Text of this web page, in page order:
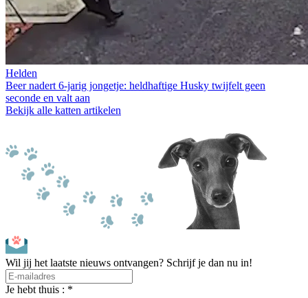
Helden
Beer nadert 6-jarig jongetje: heldhaftige Husky twijfelt geen
seconde en valt aan
Bekijk alle katten artikelen
Wil jij het laatste nieuws ontvangen? Schrijf je dan nu in!
Je hebt thuis : *